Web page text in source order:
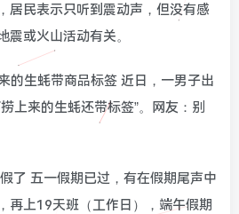
居民表示只听到震动声，但没有感
震或火山活动有关。
的生蚝带商品标签 近日，一男子出
上来的生蚝还带标签”。网友：别
了 五一假期已过，有在假期尾声中
再上19天班（工作日），端午假期